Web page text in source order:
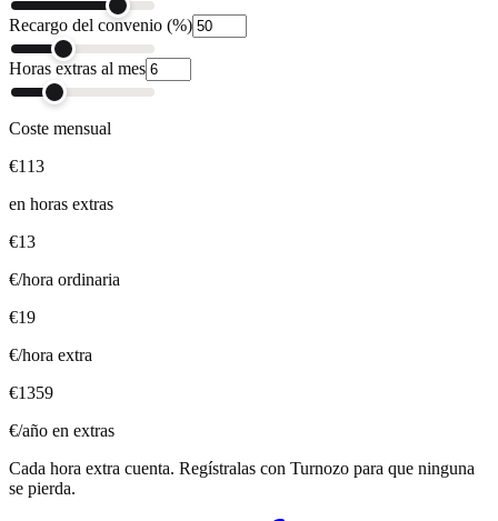
Recargo del convenio (%)
Horas extras al mes
Coste mensual
€113
en horas extras
€13
€/hora ordinaria
€19
€/hora extra
€1359
€/año en extras
Cada hora extra cuenta. Regístralas con Turnozo para que ninguna
se pierda.